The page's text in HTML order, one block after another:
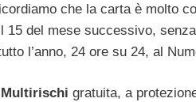
che la carta è molto
15 del mese successivo,
l’anno, 24 ore su 24, al
Multirischi gratuita, a